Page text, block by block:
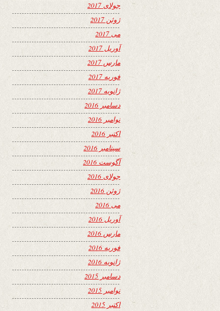
جولای 2017
ژوئن 2017
می 2017
آوریل 2017
مارس 2017
فوریه 2017
ژانویه 2017
دسامبر 2016
نوامبر 2016
اکتبر 2016
سپتامبر 2016
آگوست 2016
جولای 2016
ژوئن 2016
می 2016
آوریل 2016
مارس 2016
فوریه 2016
ژانویه 2016
دسامبر 2015
نوامبر 2015
اکتبر 2015